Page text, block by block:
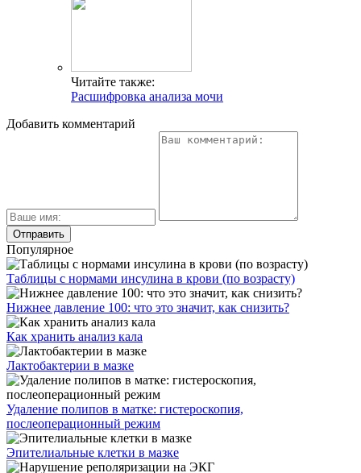
Читайте также:
Расшифровка анализа мочи
Добавить комментарий
Популярное
Таблицы с нормами инсулина в крови (по возрасту)
Нижнее давление 100: что это значит, как снизить?
Как хранить анализ кала
Лактобактерии в мазке
Удаление полипов в матке: гистероскопия,
послеоперационный режим
Эпителиальные клетки в мазке